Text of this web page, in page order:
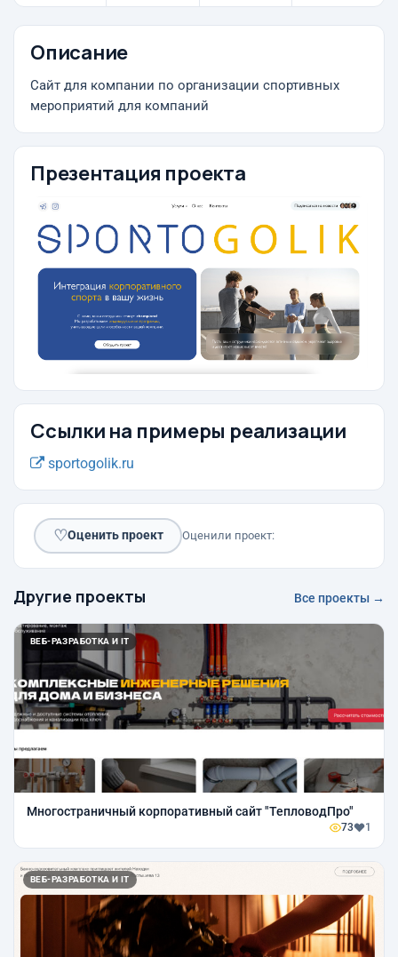
Описание
Сайт для компании по организации спортивных
мероприятий для компаний
Презентация проекта
Ссылки на примеры реализации
sportogolik.ru
♡Оценить проект Оценили проект:
Другие проекты Все проекты →
ВЕБ-РАЗРАБОТКА И IT
Многостраничный корпоративный сайт "ТепловодПро"
73 1
ВЕБ-РАЗРАБОТКА И IT